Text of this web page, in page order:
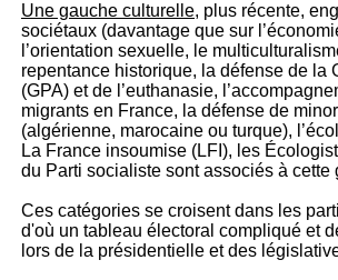
Une gauche culturelle, plus récente,
sociétaux (davantage que sur
l’orientation sexuelle, le
repentance historique, la défense de la
(GPA) et de l’euthanasie,
migrants en France, la défense de
(algérienne, marocaine ou turque),
La France insoumise (LFI), les
du Parti socialiste sont associés à cette
Ces catégories se croisent dans les
d'où un tableau électoral compliqué et
lors de la présidentielle et des